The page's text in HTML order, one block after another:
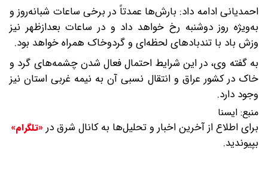
احمدیانی ادامه داد: بارش‌ها عمدتاً در برخی ساعات شبانه‌روز و
به‌ویژه روز دوشنبه رخ خواهد داد و در ساعات بعدازظهر نیز
وزش باد با تندبادهای لحظه‌ای و گردوخاک همراه خواهد بود.
به گفته وی، در این شرایط احتمال فعال شدن چشمه‌های گرد و
خاک در کشور عراق و انتقال نسبی آن به نیمه غربی استان نیز
وجود دارد.
منبع: ایسنا
برای اطلاع از آخرین اخبار و تحلیل‌ها به کانال شرق در «تلگرام»
بپیوندید.